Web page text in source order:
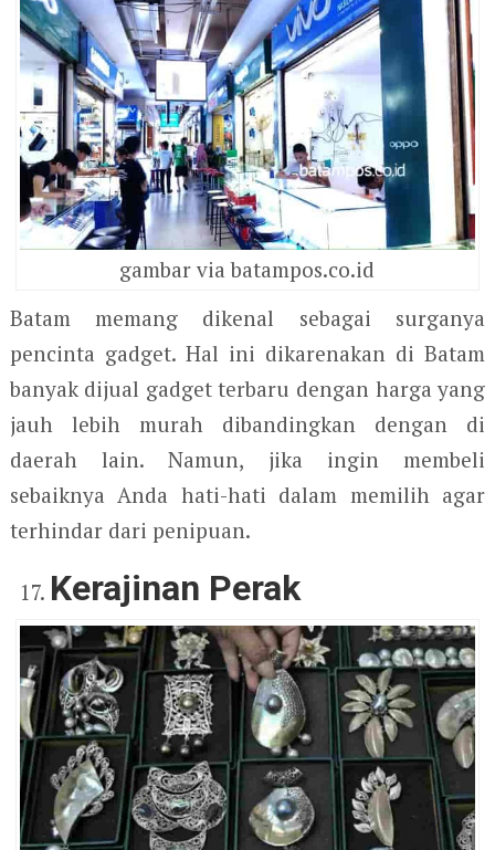
gambar via batampos.co.id
Batam memang dikenal sebagai surganya
pencinta gadget. Hal ini dikarenakan di Batam
banyak dijual gadget terbaru dengan harga yang
jauh lebih murah dibandingkan dengan di
daerah lain. Namun, jika ingin membeli
sebaiknya Anda hati-hati dalam memilih agar
terhindar dari penipuan.
Kerajinan Perak